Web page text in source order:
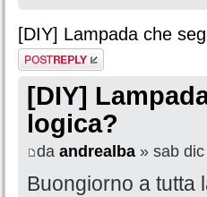
[DIY] Lampada che
Rispondi al
messaggio
[DIY]
logica?
da andrealba » sab
Buongiorno a tutta